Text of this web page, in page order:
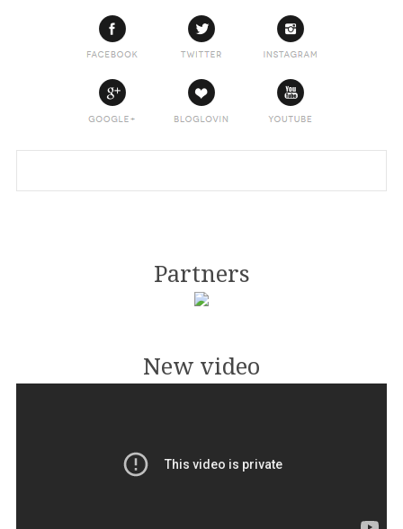
Partners
New video